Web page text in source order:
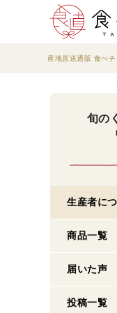
産地直送通販 食べチ
旬の
生産者に
商品一覧
届いた声
投稿一覧